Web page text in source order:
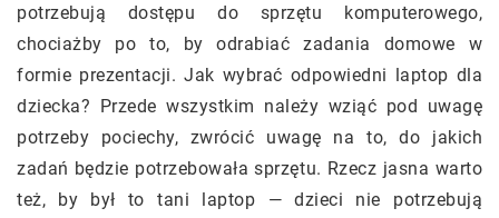
potrzebują dostępu do sprzętu komputerowego,
chociażby po to, by odrabiać zadania domowe w
formie prezentacji. Jak wybrać odpowiedni laptop dla
dziecka? Przede wszystkim należy wziąć pod uwagę
potrzeby pociechy, zwrócić uwagę na to, do jakich
zadań będzie potrzebowała sprzętu. Rzecz jasna warto
też, by był to tani laptop — dzieci nie potrzebują